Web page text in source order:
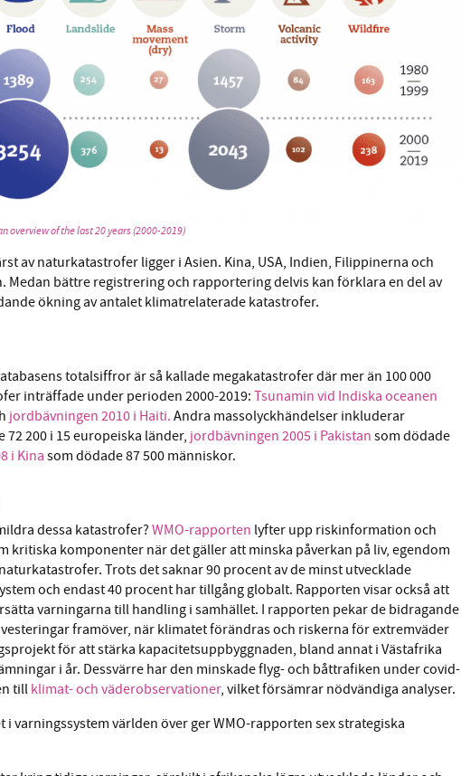
overview of the last 20 years (2000-2019)
av naturkatastrofer ligger i Asien. Kina, USA, Indien, Filippinerna och
Medan bättre registrering och rapportering delvis kan förklara en del av
ökning av antalet klimatrelaterade katastrofer.
totalsiffror är så kallade megakatastrofer där mer än 100 000
inträffade under perioden 2000-2019: Tsunamin vid Indiska oceanen
jordbävningen 2010 i Haiti. Andra massolyckhändelser inkluderar
72 200 i 15 europeiska länder, jordbävningen 2005 i Pakistan som dödade
i Kina som dödade 87 500 människor.
dessa katastrofer? WMO-rapporten lyfter upp riskinformation och
kritiska komponenter när det gäller att minska påverkan på liv, egendom
Trots det saknar 90 procent av de minst utvecklade
och endast 40 procent har tillgång globalt. Rapporten visar också att
varningarna till handling i samhället. I rapporten pekar de bidragande
framöver, när klimatet förändras och riskerna för extremväder
för att stärka kapacitetsuppbyggnaden, bland annat i Västafrika
i år. Dessvärre har den minskade flyg- och båttrafiken under covid-
till klimat- och väderobservationer, vilket försämrar nödvändiga analyser.
varningssystem världen över ger WMO-rapporten sex strategiska